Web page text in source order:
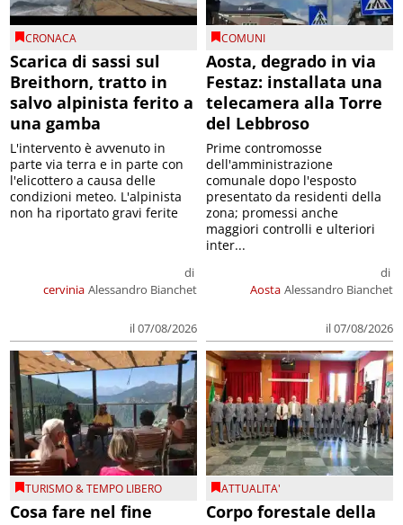
CRONACA
Scarica di sassi sul
Breithorn, tratto in
salvo alpinista ferito a
una gamba
cervinia
di
Alessandro Bianchet
il 07/08/2026
L'intervento è avvenuto in
parte via terra e in parte con
l'elicottero a causa delle
condizioni meteo. L'alpinista
non ha riportato gravi ferite
COMUNI
Aosta, degrado in via
Festaz: installata una
telecamera alla Torre
del Lebbroso
Aosta
di
Alessandro Bianchet
il 07/08/2026
Prime contromosse
dell'amministrazione
comunale dopo l'esposto
presentato da residenti della
zona; promessi anche
maggiori controlli e ulteriori
inter...
TURISMO & TEMPO LIBERO
Cosa fare nel fine
ATTUALITA'
Corpo forestale della